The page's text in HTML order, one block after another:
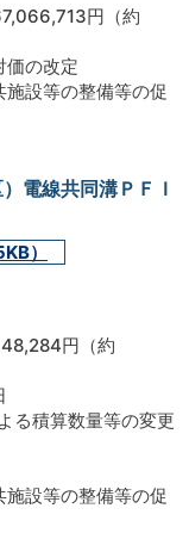
円（約
価の改定
施設等の整備等の促
電線共同溝ＰＦＩ
）
円（約
る積算数量等の変更
施設等の整備等の促